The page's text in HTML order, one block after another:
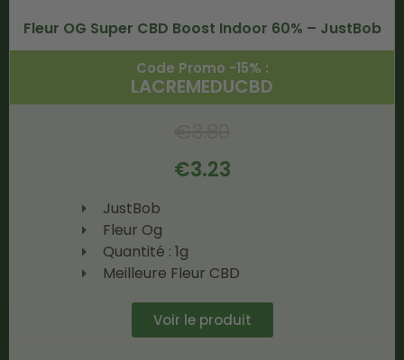
Fleur OG Super CBD Boost Indoor 60% – JustBob
Code Promo -15% :
LACREMEDUCBD
€3.23
JustBob
Fleur Og
Quantité : 1g
Meilleure Fleur CBD
Voir le produit